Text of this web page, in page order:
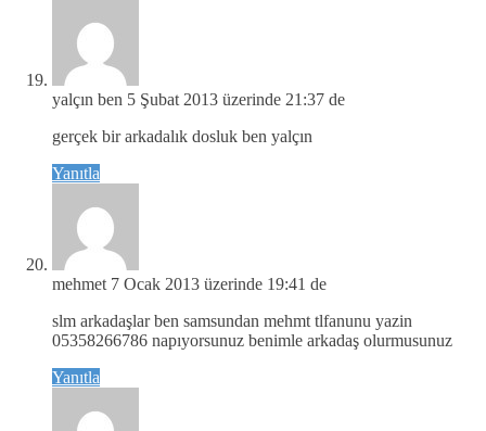
yalçın ben 5 Şubat 2013 üzerinde 21:37 de
gerçek bir arkadalık dosluk ben yalçın
Yanıtla
mehmet 7 Ocak 2013 üzerinde 19:41 de
slm arkadaşlar ben samsundan mehmt tlfanunu yazin
05358266786 napıyorsunuz benimle arkadaş olurmusunuz
Yanıtla